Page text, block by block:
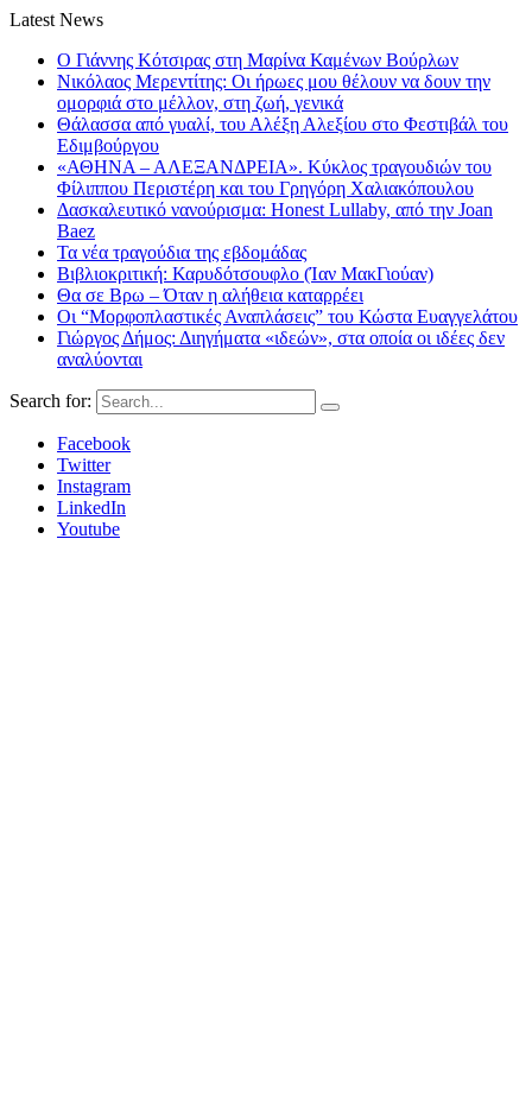
Latest News
Ο Γιάννης Κότσιρας στη Μαρίνα Καμένων Βούρλων
Νικόλαος Μερεντίτης: Οι ήρωες μου θέλουν να δουν την
ομορφιά στο μέλλον, στη ζωή, γενικά
Θάλασσα από γυαλί, του Αλέξη Αλεξίου στο Φεστιβάλ του
Εδιμβούργου
«ΑΘΗΝΑ – ΑΛΕΞΑΝΔΡΕΙΑ». Κύκλος τραγουδιών του
Φίλιππου Περιστέρη και του Γρηγόρη Χαλιακόπουλου
Δασκαλευτικό νανούρισμα: Honest Lullaby, από την Joan
Baez
Τα νέα τραγούδια της εβδομάδας
Βιβλιοκριτική: Καρυδότσουφλο (Ίαν ΜακΓιούαν)
Θα σε Βρω – Όταν η αλήθεια καταρρέει
Οι “Μορφοπλαστικές Αναπλάσεις” του Κώστα Ευαγγελάτου
Γιώργος Δήμος: Διηγήματα «ιδεών», στα οποία οι ιδέες δεν
αναλύονται
Search for:
Facebook
Twitter
Instagram
LinkedIn
Youtube